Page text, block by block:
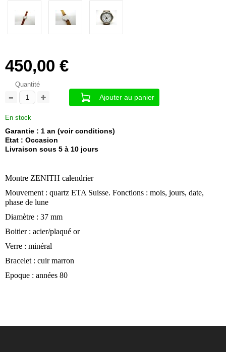
450,00 €
Quantité
Ajouter au panier
En stock
Garantie : 1 an (voir conditions)
Etat : Occasion
Livraison sous 5 à 10 jours
Montre ZENITH calendrier
Mouvement : quartz ETA Suisse. Fonctions : mois, jours, date,
phase de lune
Diamètre : 37 mm
Boitier : acier/plaqué or
Verre : minéral
Bracelet : cuir marron
Epoque : années 80